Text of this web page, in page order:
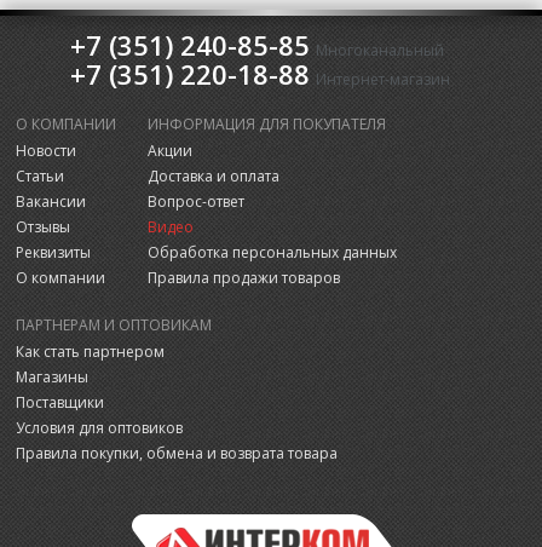
+7 (351) 240-85-85 Многоканальный
+7 (351) 220-18-88 Интернет-магазин
О КОМПАНИИ
Новости
Статьи
Вакансии
Отзывы
Реквизиты
О компании
ИНФОРМАЦИЯ ДЛЯ ПОКУПАТЕЛЯ
Акции
Доставка и оплата
Вопрос-ответ
Видео
Обработка персональных данных
Правила продажи товаров
ПАРТНЕРАМ И ОПТОВИКАМ
Как стать партнером
Магазины
Поставщики
Условия для оптовиков
Правила покупки, обмена и возврата товара